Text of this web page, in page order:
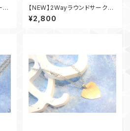
ク
【NEW】2Wayラウンドサークル
ネックレス
¥2,800